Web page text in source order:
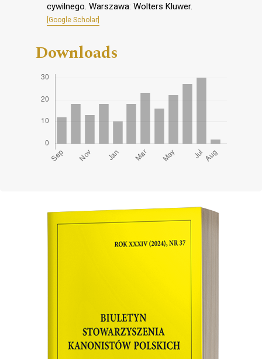
cywilnego. Warszawa: Wolters Kluwer.
[Google Scholar]
Downloads